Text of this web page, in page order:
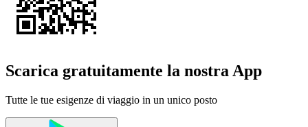
Scarica gratuitamente la nostra App
Tutte le tue esigenze di viaggio in un unico posto